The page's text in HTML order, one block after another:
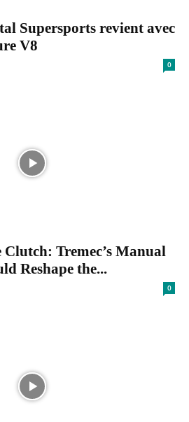
Supersports revient avec
V8
0
Tremec’s Manual
Reshape the...
0